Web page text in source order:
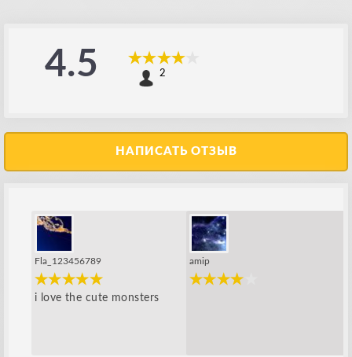
4.5 2
НАПИСАТЬ ОТЗЫВ
Fla_123456789
i love the cute monsters
amip